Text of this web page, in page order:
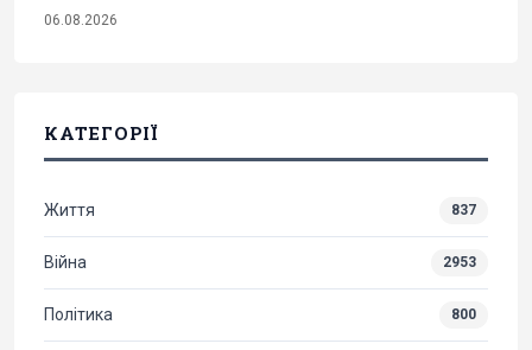
06.08.2026
КАТЕГОРІЇ
Життя 837
Війна 2953
Політика 800